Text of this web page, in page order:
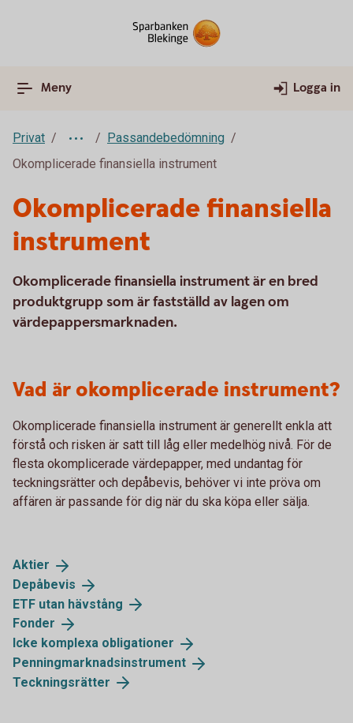
Meny Logga in
Privat
Passandebedömning
Okomplicerade finansiella instrument
Okomplicerade finansiella
instrument
Okomplicerade finansiella instrument är en bred
produktgrupp som är fastställd av lagen om
värdepappersmarknaden.
Vad är okomplicerade instrument?
Okomplicerade finansiella instrument är generellt enkla att
förstå och risken är satt till låg eller medelhög nivå. För de
flesta okomplicerade värdepapper, med undantag för
teckningsrätter och depåbevis, behöver vi inte pröva om
affären är passande för dig när du ska köpa eller sälja.
Aktier
Depåbevis
ETF utan hävstång
Fonder
Icke komplexa obligationer
Penningmarknadsinstrument
Teckningsrätter